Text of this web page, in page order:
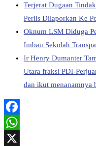
Terjerat Dugaan
Perlis Dilaporkan Ke
Oknum LSM Diduga
Imbau Sekolah
Ir Henry Dumanter
Utara fraksi PDI-
dan ikut menanamnya
Facebook
WhatsApp